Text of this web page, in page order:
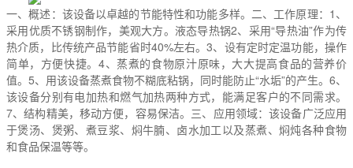
一、概述：该设备以卓越的节能特性和功能多样。二、工作原理：1、
采用优质不锈钢制作，美观大方。液态导热锅2、采用“导热油”作为传
热介质，比传统产品节能省时40%左右。3、设有定时定温功能，操作
简单，方便快捷。4、蒸煮的食物原汁原味，大大提高食品的营养价
值。5、用该设备蒸煮食物不糊底粘锅，同时能防止“水垢”的产生。6、
该设备分别有电加热和燃气加热两种方式，能满足客户的不同需求。
7、结构精美，移动方便，容易保洁。三、应用领域：该设备广泛应用
于煲汤、煲粥、煮豆浆、焖牛腩、卤水加工以及蒸煮、焖炖各种食物
和食品保温等等。